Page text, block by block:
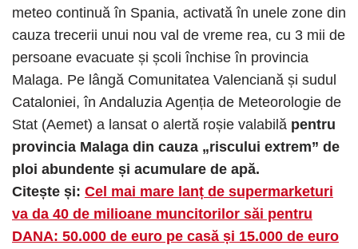
meteo continuă în Spania, activată în unele zone din
cauza trecerii unui nou val de vreme rea, cu 3 mii de
persoane evacuate și școli închise în provincia
Malaga. Pe lângă Comunitatea Valenciană și sudul
Cataloniei, în Andaluzia Agenția de Meteorologie de
Stat (Aemet) a lansat o alertă roșie valabilă pentru
provincia Malaga din cauza „riscului extrem” de
ploi abundente și acumulare de apă.
Citește și: Cel mai mare lanț de supermarketuri
va da 40 de milioane muncitorilor săi pentru
DANA: 50.000 de euro pe casă și 15.000 de euro